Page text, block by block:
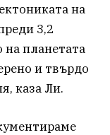
на
3,2
планетата
и твърдо
каза Ли.